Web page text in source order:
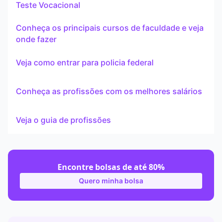
Teste Vocacional
Conheça os principais cursos de faculdade e veja
onde fazer
Veja como entrar para policia federal
Conheça as profissões com os melhores salários
Veja o guia de profissões
Encontre bolsas de até 80%
Quero minha bolsa